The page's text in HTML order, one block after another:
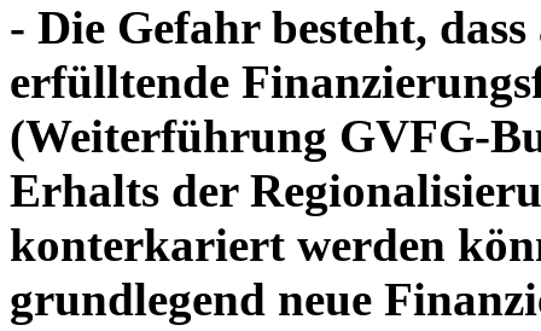
- Die Gefahr besteht,
erfülltende
(Weiterführung GVFG-
Erhalts der
konterkariert werden
grundlegend neue